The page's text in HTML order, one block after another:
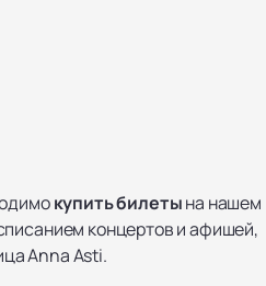
купить билетына нашем
концертов и афишей,
Anna Asti.